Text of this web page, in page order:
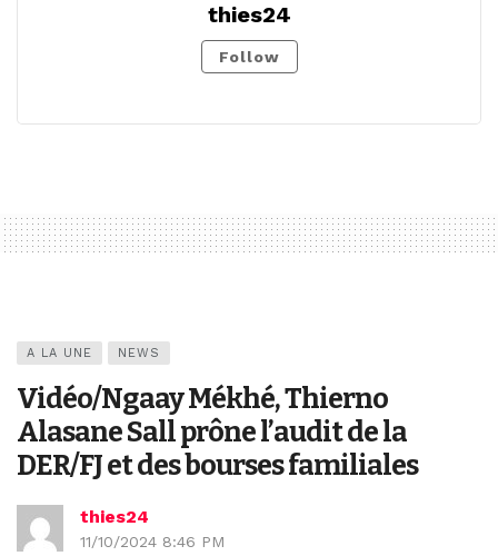
thies24
Follow
A LA UNE NEWS
Vidéo/Ngaay Mékhé, Thierno
Alasane Sall prône l’audit de la
DER/FJ et des bourses familiales
thies24
11/10/2024 8:46 PM